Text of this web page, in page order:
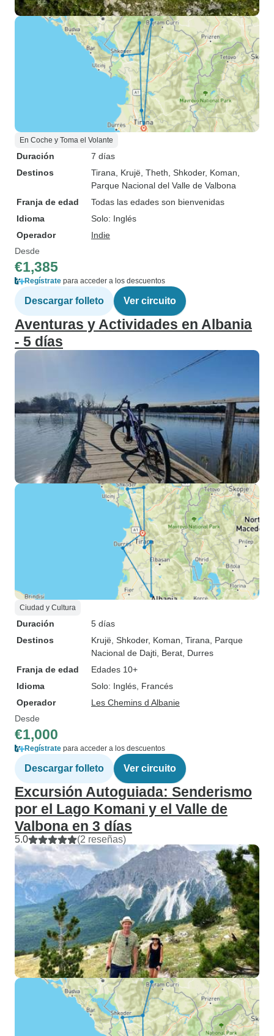
En Coche y Toma el Volante
Duración
7 días
Destinos
Tirana , Krujë , Theth , Shkoder, Koman
Parque Nacional del Valle de Valbona
Franja de edad
Todas las edades son bienvenidas
Idioma
Solo: Inglés
Operador
Indie
Desde
€1,385
Regístrate para acceder a los descuentos
Descargar folleto Ver circuito
Aventuras y Actividades en Albania
- 5 días
Ciudad y Cultura
Duración
5 días
Destinos
Krujë , Shkoder, Koman , Tirana , Parque
Nacional de Dajti , Berat , Durres
Franja de edad
Edades 10+
Idioma
Solo: Inglés, Francés
Operador
Les Chemins d Albanie
Desde
€1,000
Regístrate para acceder a los descuentos
Descargar folleto Ver circuito
Excursión Autoguiada: Senderismo
por el Lago Komani y el Valle de
Valbona en 3 días
5.0 (2 reseñas)